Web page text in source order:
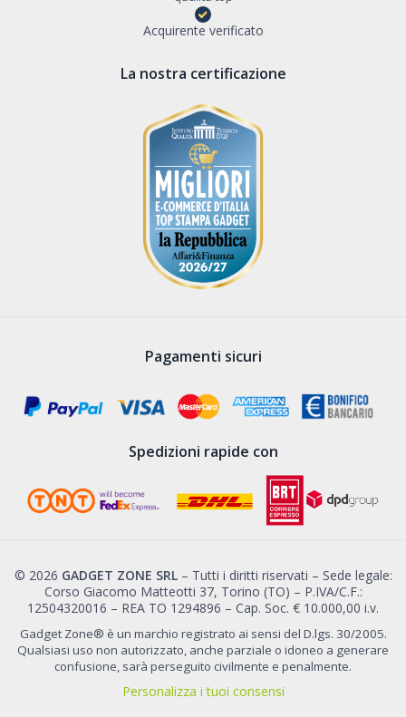
Acquirente verificato
La nostra certificazione
Pagamenti sicuri
Spedizioni rapide con
© 2026 GADGET ZONE SRL– Tutti i diritti riservati – Sede legale:
Corso Giacomo Matteotti 37, Torino (TO) – P.IVA/C.F.:
12504320016 – REA TO 1294896 – Cap. Soc. € 10.000,00 i.v.
Gadget Zone® è un marchio registrato ai sensi del D.lgs. 30/2005.
Qualsiasi uso non autorizzato, anche parziale o idoneo a generare
confusione, sarà perseguito civilmente e penalmente.
Personalizza i tuoi consensi